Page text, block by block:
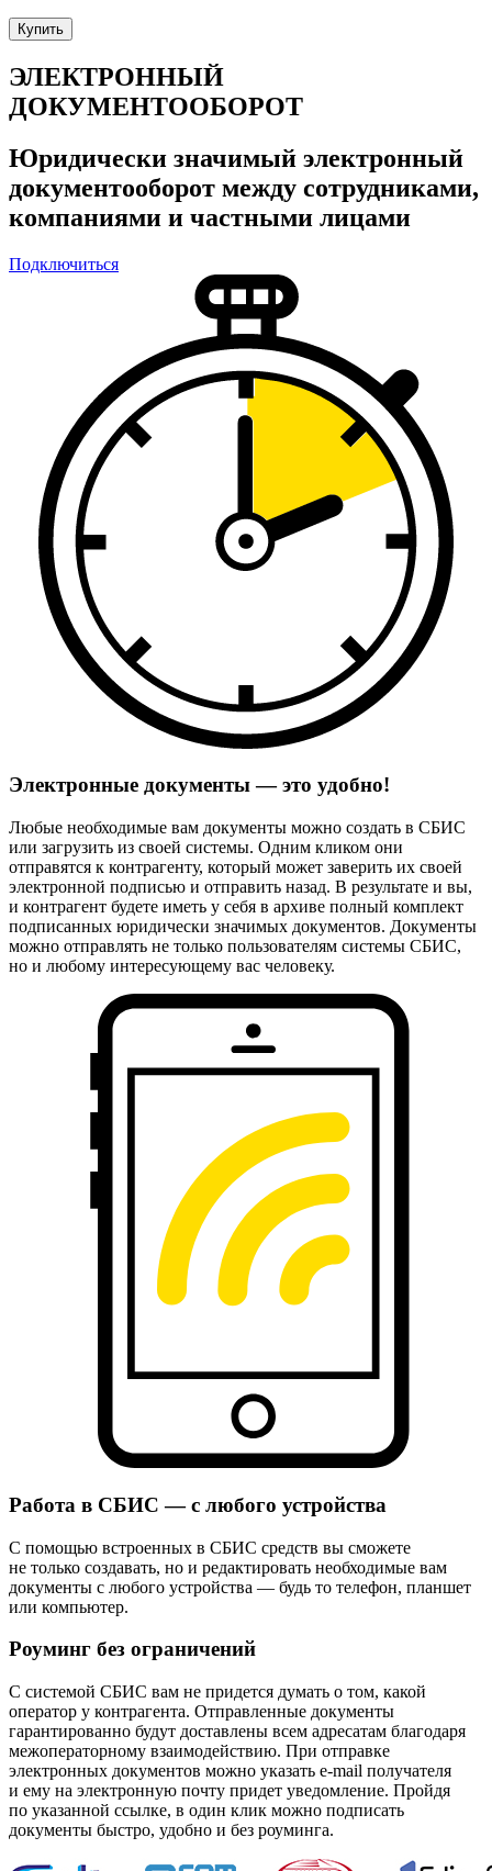
Купить
ЭЛЕКТРОННЫЙ
ДОКУМЕНТООБОРОТ
Юридически значимый электронный
документооборот между сотрудниками,
компаниями и частными лицами
Подключиться
Электронные документы — это удобно!
Любые необходимые вам документы можно создать в СБИС
или загрузить из своей системы. Одним кликом они
отправятся к контрагенту, который может заверить их своей
электронной подписью и отправить назад. В результате и вы,
и контрагент будете иметь у себя в архиве полный комплект
подписанных юридически значимых документов. Документы
можно отправлять не только пользователям системы СБИС,
но и любому интересующему вас человеку.
Работа в СБИС — с любого устройства
С помощью встроенных в СБИС средств вы сможете
не только создавать, но и редактировать необходимые вам
документы с любого устройства — будь то телефон, планшет
или компьютер.
Роуминг без ограничений
С системой СБИС вам не придется думать о том, какой
оператор у контрагента. Отправленные документы
гарантированно будут доставлены всем адресатам благодаря
межоператорному взаимодействию. При отправке
электронных документов можно указать e-mail получателя
и ему на электронную почту придет уведомление. Пройдя
по указанной ссылке, в один клик можно подписать
документы быстро, удобно и без роуминга.